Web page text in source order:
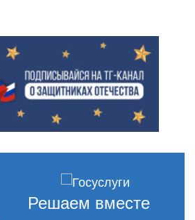
Решаем вместе